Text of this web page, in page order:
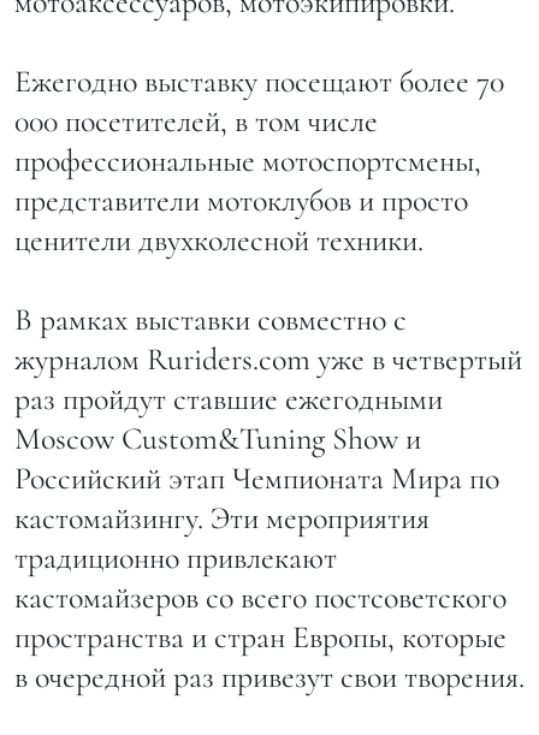
Ежегодно выставку посещают более 70
000 посетителей, в том числе
профессиональные мотоспортсмены,
представители мотоклубов и просто
ценители двухколесной техники.
В рамках выставки совместно с
журналом Ruriders.com уже в четвертый
раз пройдут ставшие ежегодными
Moscow Custom&Tuning Show и
Российский этап Чемпионата Мира по
кастомайзингу. Эти мероприятия
традиционно привлекают
кастомайзеров со всего постсоветского
пространства и стран Европы, которые
в очередной раз привезут свои творения.